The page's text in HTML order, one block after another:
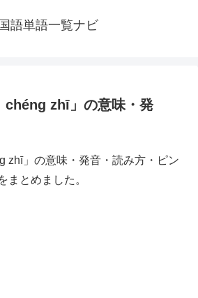
語単語一覧ナビ
chéng zhī」の意味・発
zhī」の意味・発音・読み方・ピン
まとめました。